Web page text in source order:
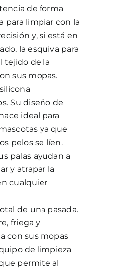
de forma
para limpiar con la
y, si está en
la esquiva para
tejido de la
sus mopas.
Su diseño de
ideal para
ya que
pelos se líen.
palas ayudan a
y atrapar la
cualquier
de una pasada.
friega y
con sus mopas
de limpieza
permite al